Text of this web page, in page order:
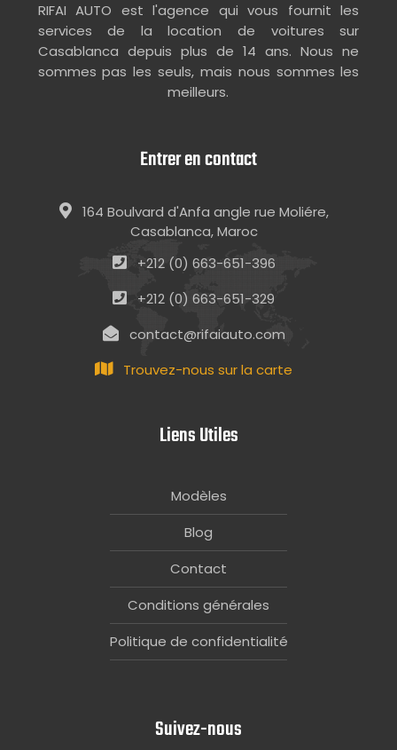
RIFAI AUTO est l'agence qui vous fournit les
services de la location de voitures sur
Casablanca depuis plus de 14 ans. Nous ne
sommes pas les seuls, mais nous sommes les
meilleurs.
Entrer en contact
164 Boulvard d'Anfa angle rue Moliére,
Casablanca, Maroc
+212 (0) 663-651-396
+212 (0) 663-651-329
contact@rifaiauto.com
Trouvez-nous sur la carte
Liens Utiles
Modèles
Blog
Contact
Conditions générales
Politique de confidentialité
Suivez-nous